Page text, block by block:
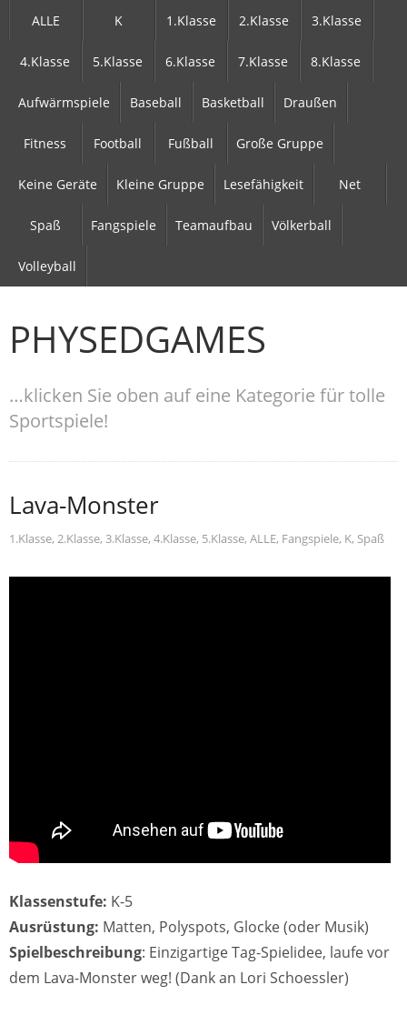
ALLE K 1.Klasse 2.Klasse 3.Klasse
4.Klasse 5.Klasse 6.Klasse 7.Klasse 8.Klasse
Aufwärmspiele Baseball Basketball Draußen
Fitness Football Fußball Große Gruppe
Keine Geräte Kleine Gruppe Lesefähigkeit Net
Spaß Fangspiele Teamaufbau Völkerball
Volleyball
PHYSEDGAMES
…klicken Sie oben auf eine Kategorie für tolle
Sportspiele!
Lava-Monster
1.Klasse, 2.Klasse, 3.Klasse, 4.Klasse, 5.Klasse, ALLE, Fangspiele, K, Spaß
Klassenstufe: K-5
Ausrüstung: Matten, Polyspots, Glocke (oder Musik)
Spielbeschreibung: Einzigartige Tag-Spielidee, laufe vor
dem Lava-Monster weg! (Dank an Lori Schoessler)